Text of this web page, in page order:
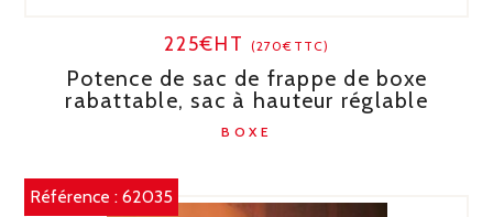
225€HT (270€TTC)
Potence de sac de frappe de boxe
rabattable, sac à hauteur réglable
BOXE
Référence :62035